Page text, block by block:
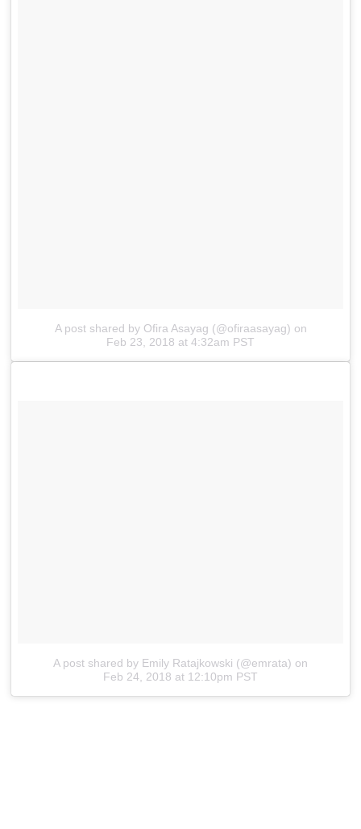
A post shared by Ofira Asayag (@ofiraasayag) on
Feb 23, 2018 at 4:32am PST
A post shared by Emily Ratajkowski (@emrata) on
Feb 24, 2018 at 12:10pm PST